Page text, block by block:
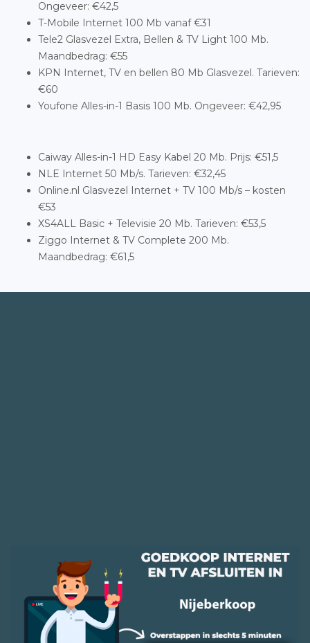
Ongeveer: €42,5
T-Mobile Internet 100 Mb vanaf €31
Tele2 Glasvezel Extra, Bellen & TV Light 100 Mb.
Maandbedrag: €55
KPN Internet, TV en bellen 80 Mb Glasvezel. Tarieven:
€60
Youfone Alles-in-1 Basis 100 Mb. Ongeveer: €42,95
Caiway Alles-in-1 HD Easy Kabel 20 Mb. Prijs: €51,5
NLE Internet 50 Mb/s. Tarieven: €32,45
Online.nl Glasvezel Internet + TV 100 Mb/s – kosten
€53
XS4ALL Basic + Televisie 20 Mb. Tarieven: €53,5
Ziggo Internet & TV Complete 200 Mb.
Maandbedrag: €61,5